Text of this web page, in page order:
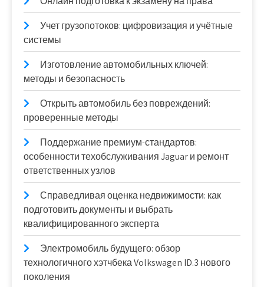
Учет грузопотоков: цифровизация и учётные
системы
Изготовление автомобильных ключей:
методы и безопасность
Открыть автомобиль без повреждений:
проверенные методы
Поддержание премиум-стандартов:
особенности техобслуживания Jaguar и ремонт
ответственных узлов
Справедливая оценка недвижимости: как
подготовить документы и выбрать
квалифицированного эксперта
Электромобиль будущего: обзор
технологичного хэтчбека Volkswagen ID.3 нового
поколения